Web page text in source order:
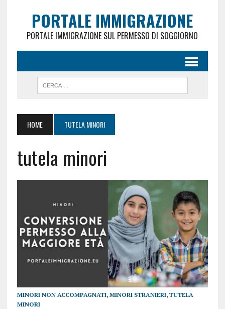
PORTALE IMMIGRAZIONE
PORTALE IMMIGRAZIONE SUL PERMESSO DI SOGGIORNO
HOME TUTELA MINORI
tutela minori
MINORI NON ACCOMPAGNATI, MINORI STRANIERI, TUTELA
MINORI